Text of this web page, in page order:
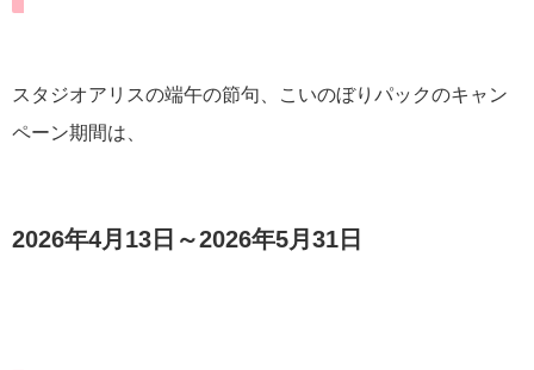
スタジオアリスの端午の節句、こいのぼりパックのキャン
ペーン期間は、
2026年4月13日～2026年5月31日